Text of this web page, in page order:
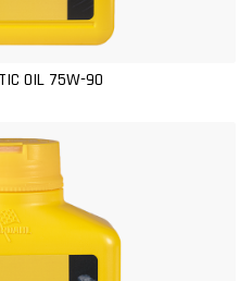
OIL 75W-90